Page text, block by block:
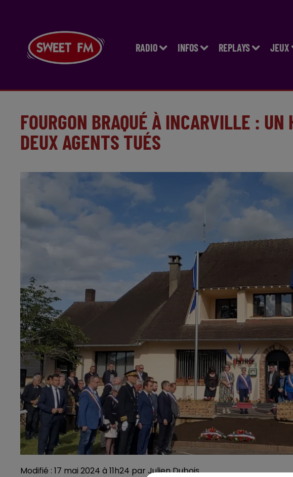
RADIO INFOS REPLAYS JEUX
FOURGON BRAQUÉ À INCARVILLE : UN
DEUX AGENTS TUÉS
Modifié : 17 mai 2024 à 11h24 par Julien Dubois